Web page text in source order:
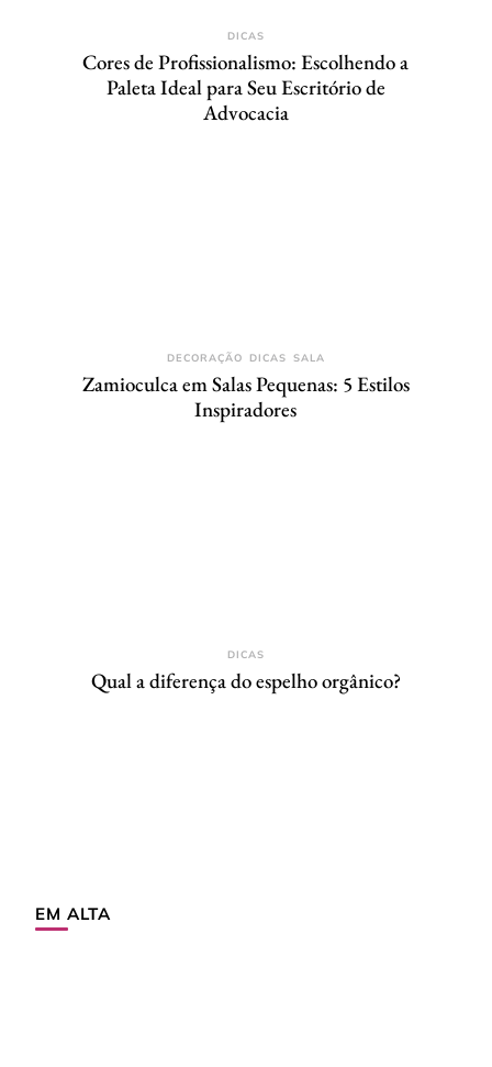
DICAS
Cores de Profissionalismo: Escolhendo a
Paleta Ideal para Seu Escritório de
Advocacia
DECORAÇÃO DICAS SALA
Zamioculca em Salas Pequenas: 5 Estilos
Inspiradores
DICAS
Qual a diferença do espelho orgânico?
EM ALTA